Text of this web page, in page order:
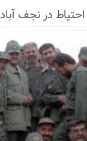
در نجف آباد